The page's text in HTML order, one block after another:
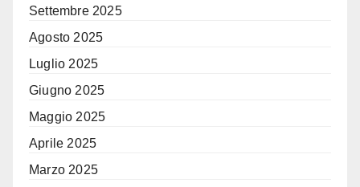
Settembre 2025
Agosto 2025
Luglio 2025
Giugno 2025
Maggio 2025
Aprile 2025
Marzo 2025